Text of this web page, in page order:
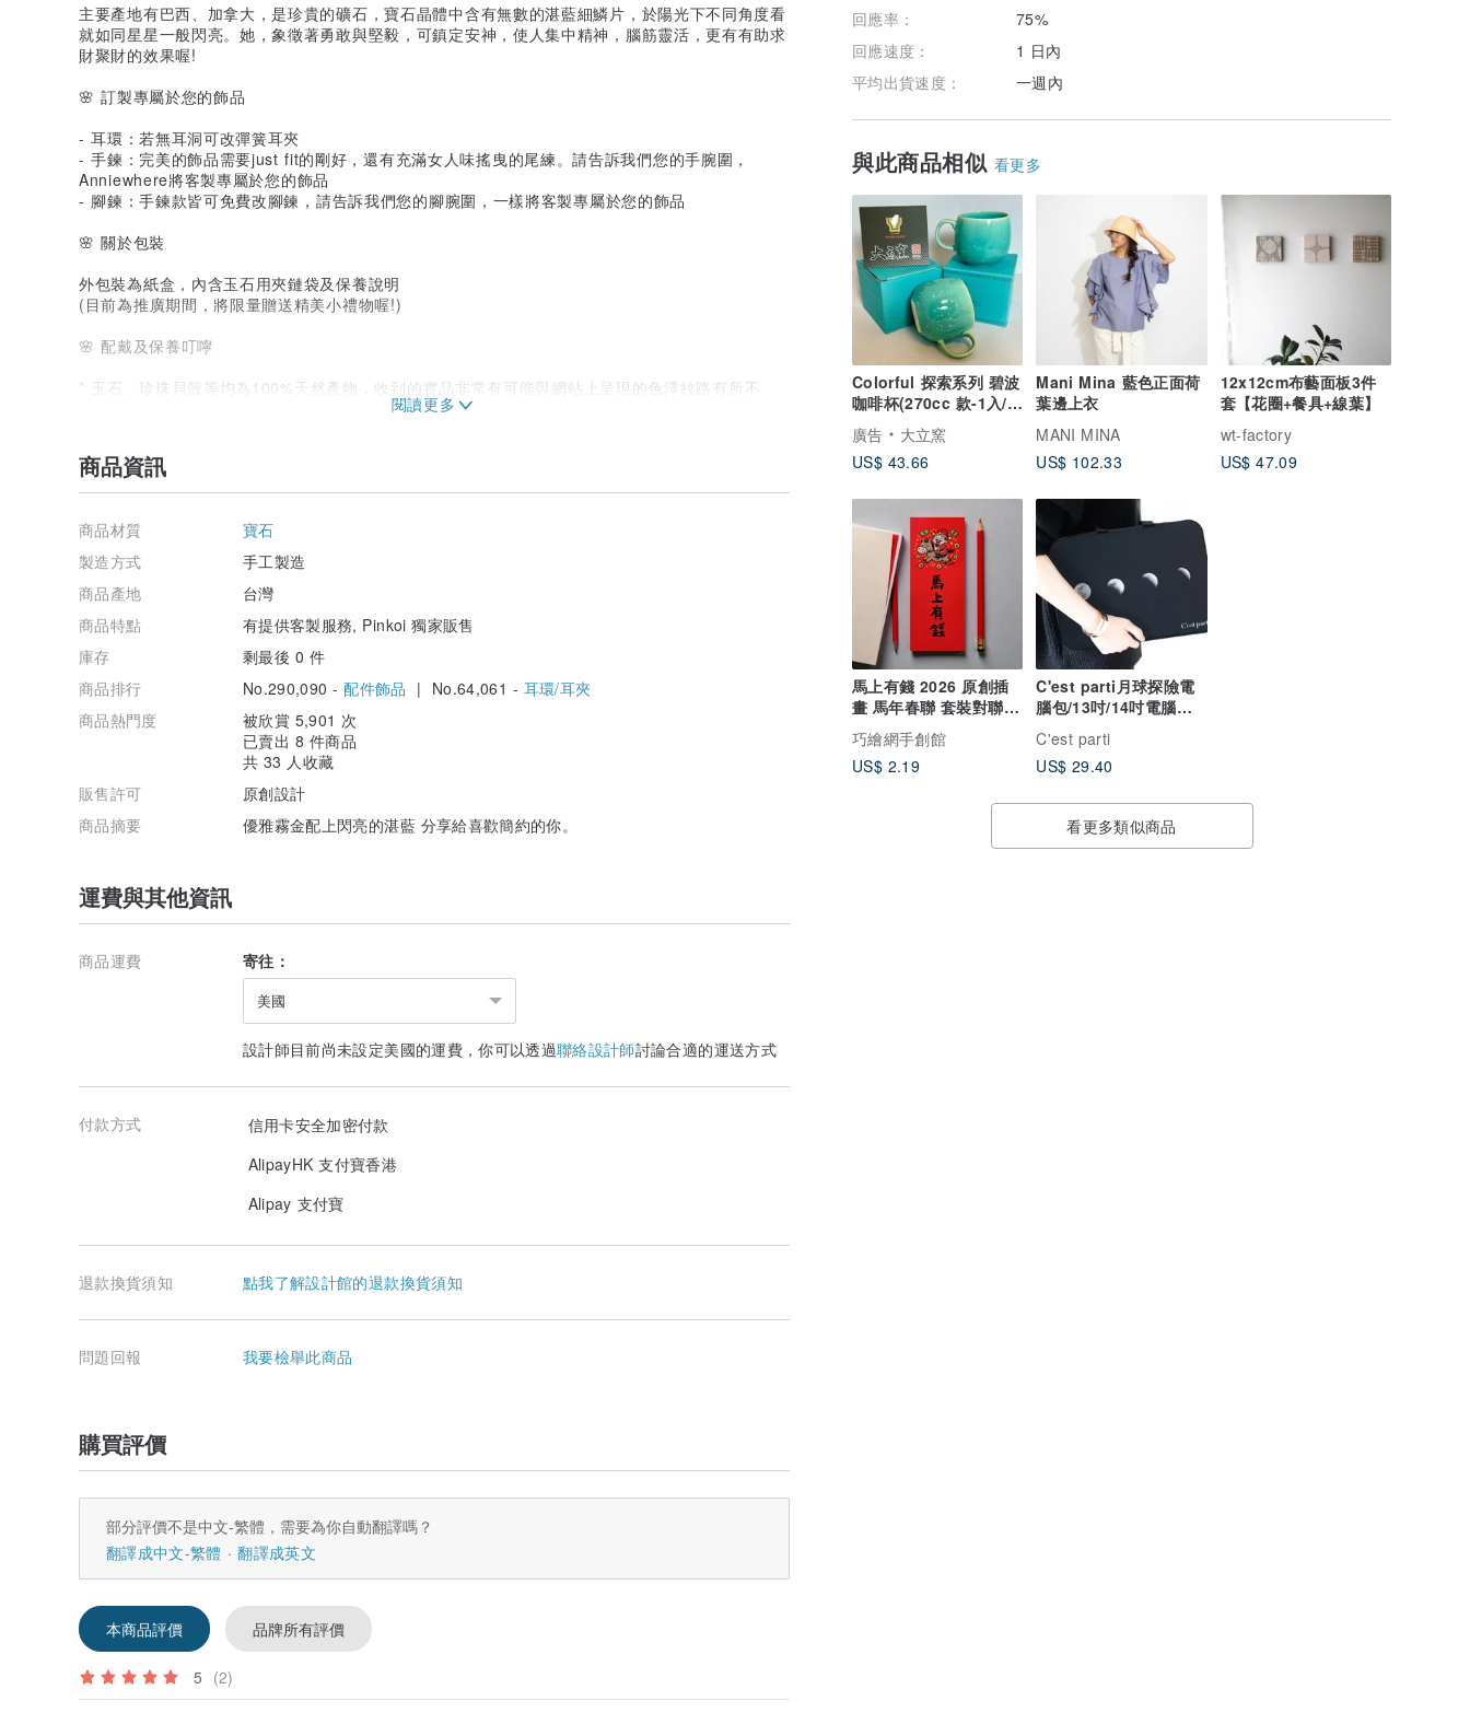
回應率：
75%
回應速度：
1 日內
平均出貨速度：
一週內
與此商品相似 看更多
Colorful 探索系列 碧波
咖啡杯(270cc 款-1入/
盒)
廣告
大立窯
US$ 43.66
Mani Mina 藍色正面荷
葉邊上衣
MANI MINA
US$ 102.33
12x12cm布藝面板3件
套【花圈+餐具+線葉】
wt-factory
US$ 47.09
馬上有錢 2026 原創插
畫 馬年春聯 套裝對聯
長方型
巧繪網手創館
US$ 2.19
C'est parti月球探險電
腦包/13吋/14吋電腦包/
萬用包
C'est parti
US$ 29.40
看更多類似商品
主要產地有巴西、加拿大，是珍貴的礦石，寶石晶體中含有無數的湛藍細鱗片，於陽光下不同角度看
就如同星星一般閃亮。她，象徵著勇敢與堅毅，可鎮定安神，使人集中精神，腦筋靈活，更有有助求
財聚財的效果喔!
🌸 訂製專屬於您的飾品
- 耳環：若無耳洞可改彈簧耳夾
- 手鍊：完美的飾品需要just fit的剛好，還有充滿女人味搖曳的尾練。請告訴我們您的手腕圍，
Anniewhere將客製專屬於您的飾品
- 腳鍊：手鍊款皆可免費改腳鍊，請告訴我們您的腳腕圍，一樣將客製專屬於您的飾品
🌸 關於包裝
外包裝為紙盒，內含玉石用夾鏈袋及保養說明
(目前為推廣期間，將限量贈送精美小禮物喔!)
🌸 配戴及保養叮嚀
* 玉石、珍珠貝殼等均為100%天然產物，收到的實品非常有可能與網站上呈現的色澤紋路有所不
同；也是因為純手工的緣故，若有些微小瑕疵的情況還請多多包涵。每一件產品因此皆是獨一無二的
*清潔方式可使用拭銀布，或使用沾取少量牙膏輕輕擦拭，不配戴時建議存放在首飾盒，或附贈的保
存袋中。
台灣/手工創作
商品資訊
商品材質
寶石
製造方式
手工製造
商品產地
台灣
商品特點
有提供客製服務, Pinkoi 獨家販售
庫存
剩最後 0 件
商品排行
No.290,090 -配件飾品 | No.64,061 - 耳環/耳夾
商品熱門度
被欣賞 5,901 次
已賣出 8 件商品
共 33 人收藏
販售許可
原創設計
商品摘要
優雅霧金配上閃亮的湛藍 分享給喜歡簡約的你。
運費與其他資訊
商品運費 寄往：
美國
設計師目前尚未設定美國的運費，你可以透過聯絡設計師討論合適的運送方式
付款方式
信用卡安全加密付款
AlipayHK 支付寶香港
Alipay 支付寶
退款換貨須知 點我了解設計館的退款換貨須知
問題回報 我要檢舉此商品
購買評價
部分評價不是中文-繁體，需要為你自動翻譯嗎？
翻譯成中文-繁體
翻譯成英文
本商品評價 品牌所有評價
5 (2)